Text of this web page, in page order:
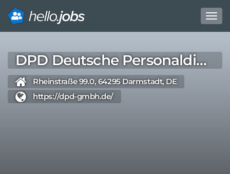
zum
Inhalt
DPD Deutsche Personaldienstleistungen GmbH
Rheinstraße 99.0, 64295 Darmstadt, DE
https://dpd-gmbh.de/